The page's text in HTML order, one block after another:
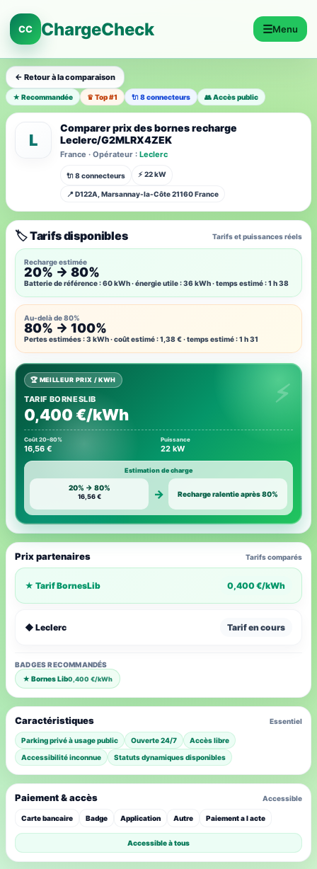
CC ChargeCheck ☰Menu
← Retour à la comparaison
★ Recommandée ♛ Top #1 🔌 8 connecteurs 👥 Accès public
L
Comparer prix des bornes recharge
Leclerc/G2MLRX4ZEK
France · Opérateur : Leclerc
🔌 8 connecteurs ⚡ 22 kW
📍 D122A, Marsannay-la-Côte 21160 France
🏷️ Tarifs disponibles Tarifs et puissances réels
Recharge estimée
20% → 80%
Batterie de référence : 60 kWh · énergie utile : 36 kWh · temps estimé : 1 h 38
Au-delà de 80%
80% → 100%
Pertes estimées : 3 kWh · coût estimé : 1,38 € · temps estimé : 1 h 31
🏆 MEILLEUR PRIX / KWH
TARIF BORNESLIB
0,400 €/kWh
Coût 20–80%
16,56 €
Puissance
22 kW
Estimation de charge
20% → 80%
16,56 € → Recharge ralentie après 80%
Prix partenaires Tarifs comparés
★ Tarif BornesLib 0,400 €/kWh
◆ Leclerc Tarif en cours
BADGES RECOMMANDÉS
★ Bornes Lib0,400 €/kWh
Caractéristiques Essentiel
Parking privé à usage public Ouverte 24/7
Accès libre
Accessibilité inconnue
Statuts dynamiques disponibles
Paiement & accès Accessible
Carte bancaire Badge Application Autre Paiement a l acte
Accessible à tous